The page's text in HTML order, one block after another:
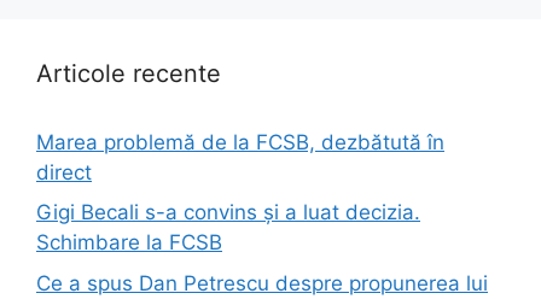
Articole recente
Marea problemă de la FCSB, dezbătută în
direct
Gigi Becali s-a convins și a luat decizia.
Schimbare la FCSB
Ce a spus Dan Petrescu despre propunerea lui